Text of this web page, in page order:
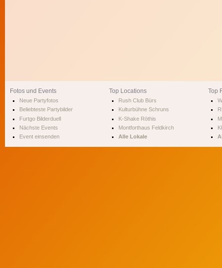
Fotos und Events
Neue Partyfotos
Beliebteste Partybilder
Furtgo Bilderduell
Nächste Events
Event einsenden
Top Locations
Rush Club Bürs
Kulturbühne Schruns
K-Shake Röthis
Montforthaus Feldkirch
Alle Lokale
Top